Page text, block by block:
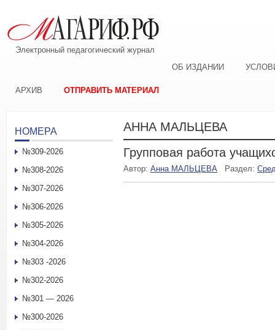
Электронный педагогический журнал
ОБ ИЗДАНИИ
АРХИВ ОТПРАВИТЬ МАТЕРИАЛ
АННА МАЛЬЦЕВА
Групповая работа
Автор: Анна МАЛЬЦЕВА Раздел:
НОМЕРА
№309-2026
№308-2026
№307-2026
№306-2026
№305-2026
№304-2026
№303 -2026
№302-2026
№301 — 2026
№300-2026